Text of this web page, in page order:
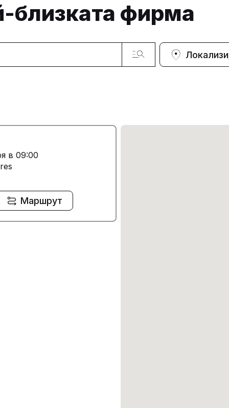
близката фирма
в 09:00
Маршрут